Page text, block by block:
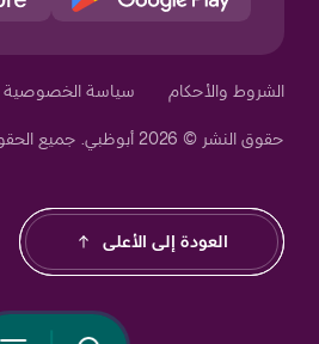
الشروط والأحكام سياسة الخصوصية
حقوق النشر © 2026 أبوظبي. جميع الحقوق محفوظة.
العودة إلى الأعلى